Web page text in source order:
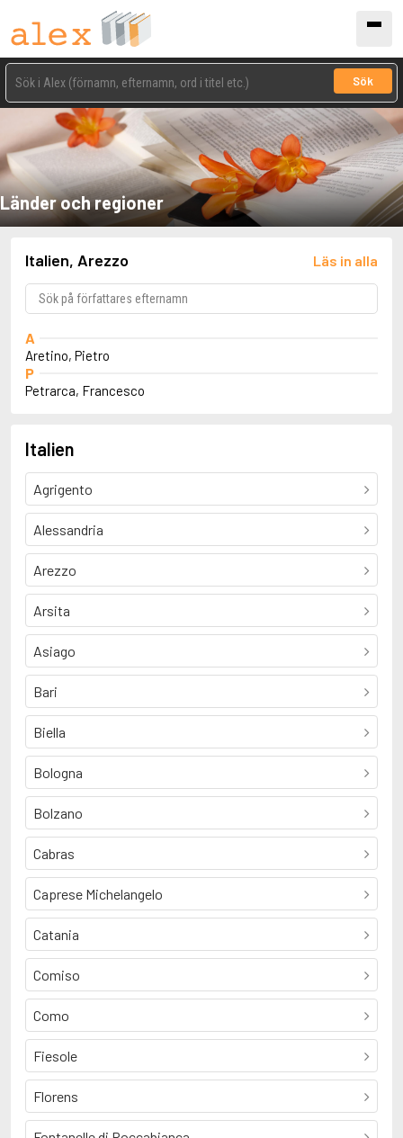
Sök
Länder och regioner
Italien, Arezzo Läs in alla
A
Aretino, Pietro
P
Petrarca, Francesco
Italien
Agrigento
Alessandria
Arezzo
Arsita
Asiago
Bari
Biella
Bologna
Bolzano
Cabras
Caprese Michelangelo
Catania
Comiso
Como
Fiesole
Florens